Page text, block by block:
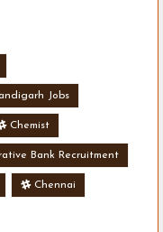
Jobs
Chemist
Bank Recruitment
Chennai